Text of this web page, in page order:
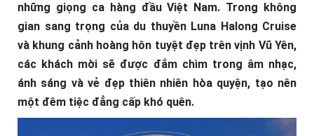
những giọng ca hàng đầu Việt Nam. Trong không
gian sang trọng của du thuyền Luna Halong Cruise
và khung cảnh hoàng hôn tuyệt đẹp trên vịnh Vũ Yên,
các khách mời sẽ được đắm chìm trong âm nhạc,
ánh sáng và vẻ đẹp thiên nhiên hòa quyện, tạo nên
một đêm tiệc đẳng cấp khó quên.